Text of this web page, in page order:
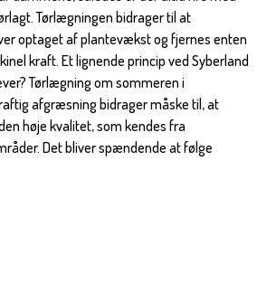
Tørlægningen bidrager til at
optaget af plantevækst og fjernes enten
kraft. Et lignende princip ved Syberland
Tørlægning om sommeren i
afgræsning bidrager måske til, at
høje kvalitet, som kendes fra
Det bliver spændende at følge